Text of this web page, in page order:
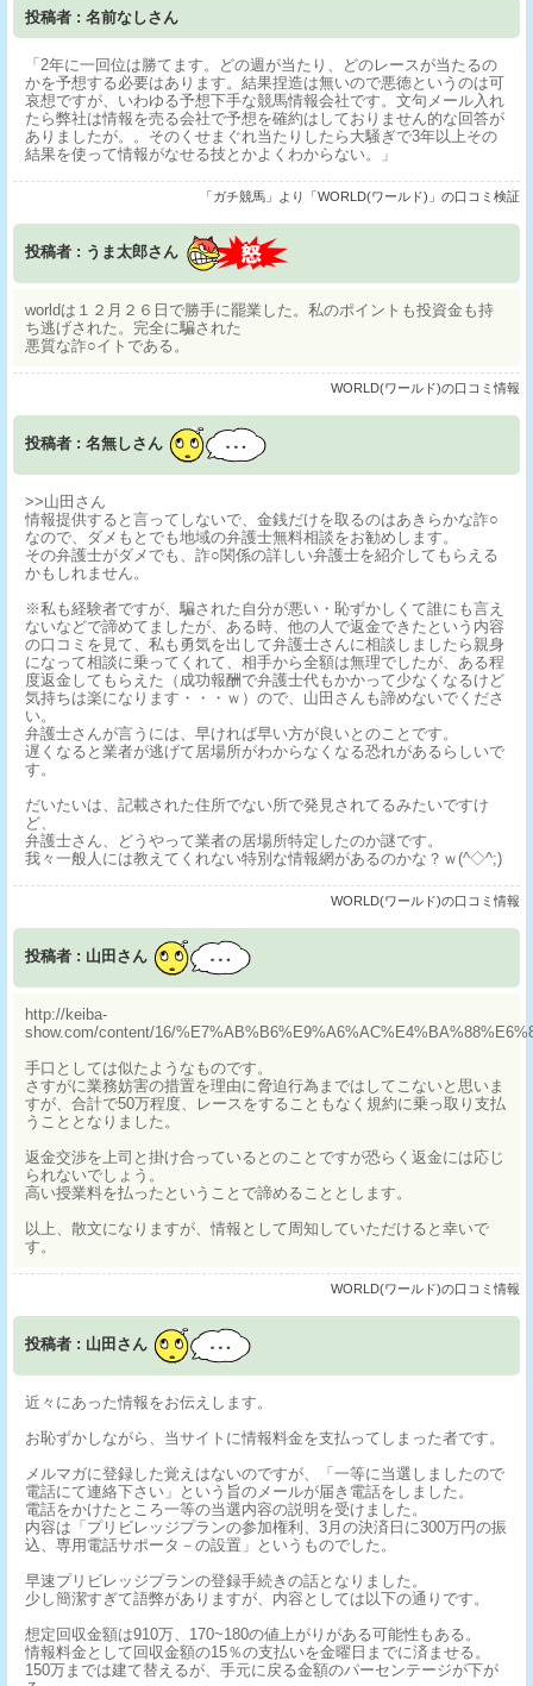
投稿者 : 名前なしさん
「2年に一回位は勝てます。どの週が当たり、どのレースが当たるの
かを予想する必要はあります。結果捏造は無いので悪徳というのは可
哀想ですが、いわゆる予想下手な競馬情報会社です。文句メール入れ
たら弊社は情報を売る会社で予想を確約はしておりません的な回答が
ありましたが。。そのくせまぐれ当たりしたら大騒ぎで3年以上その
結果を使って情報がなせる技とかよくわからない。」
「ガチ競馬」より「WORLD(ワールド)」の口コミ検証
投稿者 : うま太郎さん
worldは１２月２６日で勝手に罷業した。私のポイントも投資金も持
ち逃げされた。完全に騙された
悪質な詐○イトである。
WORLD(ワールド)の口コミ情報
投稿者 : 名無しさん
>>山田さん
情報提供すると言ってしないで、金銭だけを取るのはあきらかな詐○
なので、ダメもとでも地域の弁護士無料相談をお勧めします。
その弁護士がダメでも、詐○関係の詳しい弁護士を紹介してもらえる
かもしれません。
※私も経験者ですが、騙された自分が悪い・恥ずかしくて誰にも言え
ないなどで諦めてましたが、ある時、他の人で返金できたという内容
の口コミを見て、私も勇気を出して弁護士さんに相談しましたら親身
になって相談に乗ってくれて、相手から全額は無理でしたが、ある程
度返金してもらえた（成功報酬で弁護士代もかかって少なくなるけど
気持ちは楽になります・・・ｗ）ので、山田さんも諦めないでくださ
い。
弁護士さんが言うには、早ければ早い方が良いとのことです。
遅くなると業者が逃げて居場所がわからなくなる恐れがあるらしいで
す。
だいたいは、記載された住所でない所で発見されてるみたいですけ
ど、
弁護士さん、どうやって業者の居場所特定したのか謎です。
我々一般人には教えてくれない特別な情報網があるのかな？ｗ(^◇^;)
WORLD(ワールド)の口コミ情報
投稿者 : 山田さん
http://keiba-
show.com/content/16/
手口としては似たようなものです。
さすがに業務妨害の措置を理由に脅迫行為まではしてこないと思いま
すが、合計で50万程度、レースをすることもなく規約に乗っ取り支払
うこととなりました。
返金交渉を上司と掛け合っているとのことですが恐らく返金には応じ
られないでしょう。
高い授業料を払ったということで諦めることとします。
以上、散文になりますが、情報として周知していただけると幸いで
す。
WORLD(ワールド)の口コミ情報
投稿者 : 山田さん
近々にあった情報をお伝えします。
お恥ずかしながら、当サイトに情報料金を支払ってしまった者です。
メルマガに登録した覚えはないのですが、「一等に当選しましたので
電話にて連絡下さい」という旨のメールが届き電話をしました。
電話をかけたところ一等の当選内容の説明を受けました。
内容は「プリビレッジプランの参加権利、3月の決済日に300万円の振
込、専用電話サポータ－の設置」というものでした。
早速プリビレッジプランの登録手続きの話となりました。
少し簡潔すぎて語弊がありますが、内容としては以下の通りです。
想定回収金額は910万、170~180の値上がりがある可能性もある。
情報料金として回収金額の15％の支払いを金曜日までに済ませる。
150万までは建て替えるが、手元に戻る金額のパーセンテージが下が